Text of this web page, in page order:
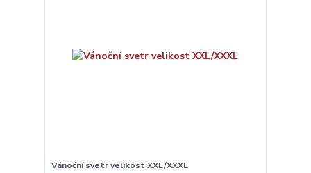
Vánoční svetr velikost XXL/XXXL